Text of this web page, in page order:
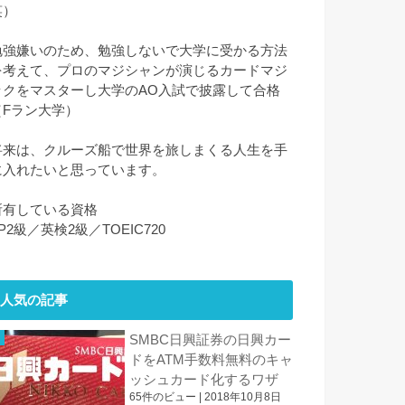
強嫌いのため、勉強しないで大学に受かる方法
考えて、プロのマジシャンが演じるカードマジ
クをマスターし大学のAO入試で披露して合格
ラン大学）
来は、クルーズ船で世界を旅しまくる人生を手
れたいと思っています。
有している資格
級／英検2級／TOEIC720
人気の記事
SMBC日興証券の日興カー
ドをATM手数料無料のキャ
ッシュカード化するワザ
65件のビュー 2018年10月8日